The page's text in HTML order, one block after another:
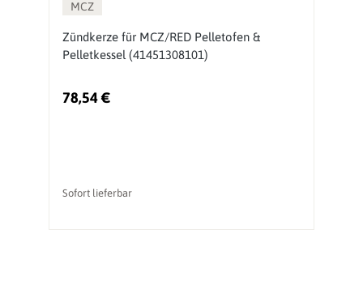
MCZ
Zündkerze für MCZ/RED Pelletofen &
Pelletkessel (41451308101)
78,54 €
Sofort lieferbar